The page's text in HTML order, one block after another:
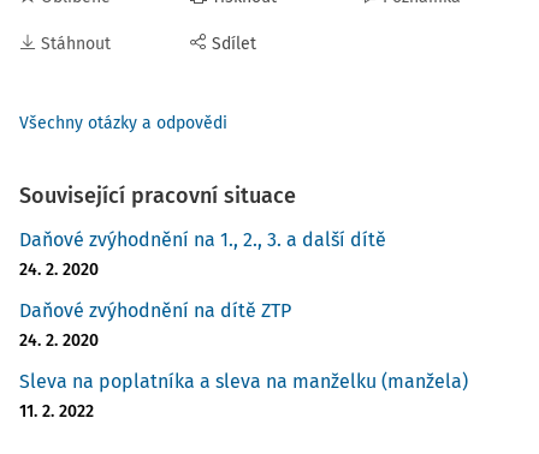
Stáhnout Sdílet
Všechny otázky a odpovědi
Související pracovní situace
Daňové zvýhodnění na 1., 2., 3. a další dítě
24. 2. 2020
Daňové zvýhodnění na dítě ZTP
24. 2. 2020
Sleva na poplatníka a sleva na manželku (manžela)
11. 2. 2022